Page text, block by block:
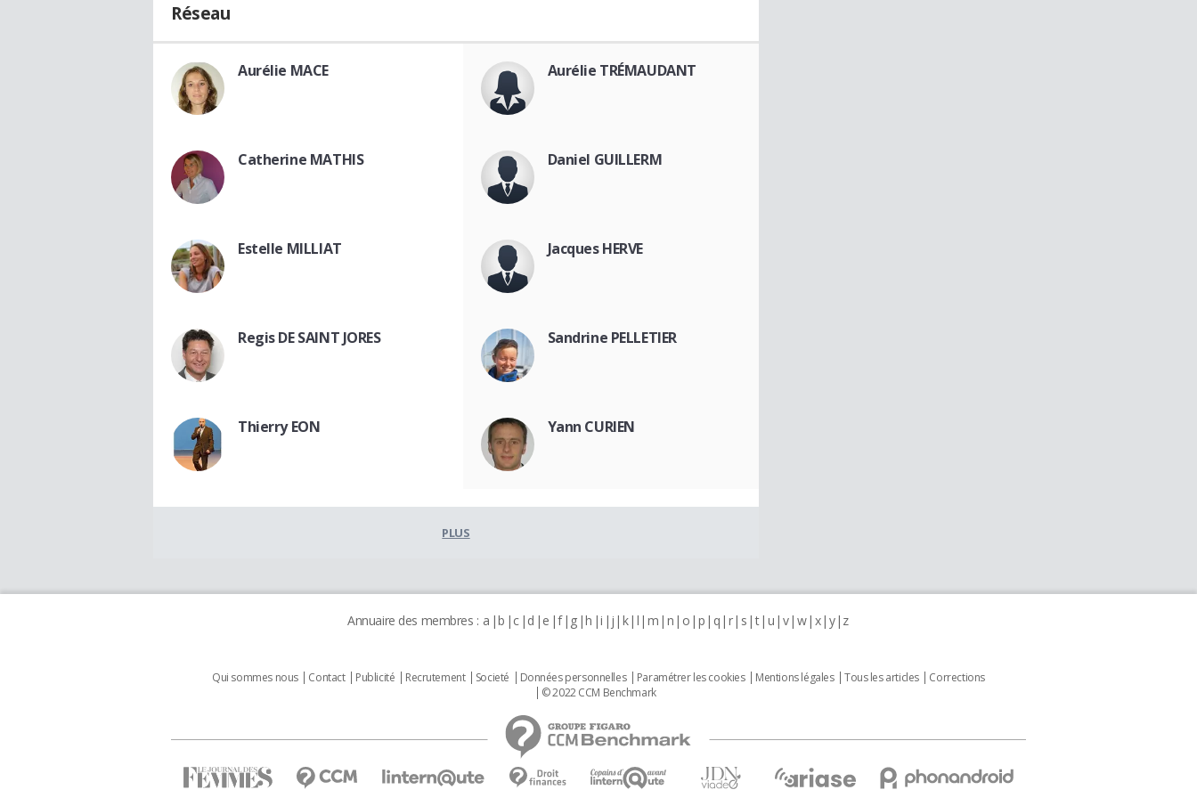
Réseau
Aurélie MACE Aurélie TRÉMAUDANT
Catherine MATHIS Daniel GUILLERM
Estelle MILLIAT Jacques HERVE
Regis DE SAINT JORES Sandrine PELLETIER
Thierry EON Yann CURIEN
PLUS
Annuaire des membres : a b c d e f g h i j k l m n o p q r s t u v w x y z
Qui sommes nous Contact Publicité Recrutement Societé Données personnelles Paramétrer les cookies Mentions légales Tous les articles
Corrections
© 2022 CCM Benchmark